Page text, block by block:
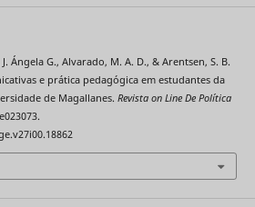
Ángela G., Alvarado, M. A. D., & Arentsen, S. B.
e prática pedagógica em estudantes da
de Magallanes. Revista on Line De Política